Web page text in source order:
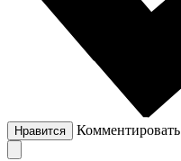
Нравится Комментировать